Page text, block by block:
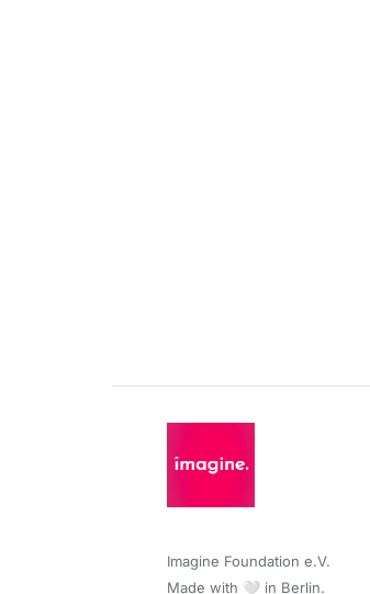
Imagine Foundation e.V.
Made with 🤍 in Berlin.